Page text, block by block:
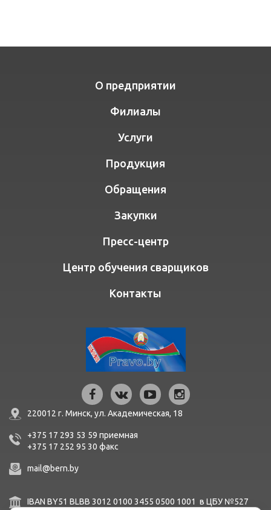
О предприятии
Филиалы
Услуги
Продукция
Обращения
Закупки
Пресс-центр
Центр обучения сварщиков
Контакты
220012 г. Минск, ул. Академическая, 18
+375 17 293 53 59 приемная
+375 17 252 95 30 факc
mail@bern.by
IBAN BY51 BLBB 3012 0100 3455 0500 1001 в ЦБУ №527